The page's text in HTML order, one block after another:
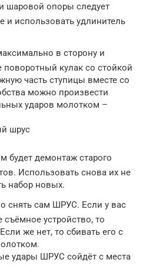
шаровой опоры следует
и использовать удлинитель
в сторону и
поворотный кулак со стойкой
часть ступицы вместе со
можно произвести
ударов молотком –
шрус
демонтаж старого
Использовать снова их не
набор новых.
снять сам ШРУС. Если у вас
съёмное устройство, то
же нет, то сбивать его с
удары ШРУС сойдёт с места